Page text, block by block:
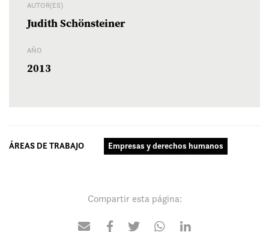
AUTOR(ES)
Judith Schönsteiner
AÑO
2013
ÁREAS DE TRABAJO Empresas y derechos humanos
Compartir esta página: